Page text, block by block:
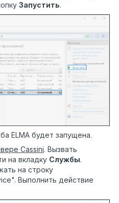
Запустить.
ELMA будет запущена.
Cassini. Вызвать
на вкладку Службы.
на строку
Выполнить действие